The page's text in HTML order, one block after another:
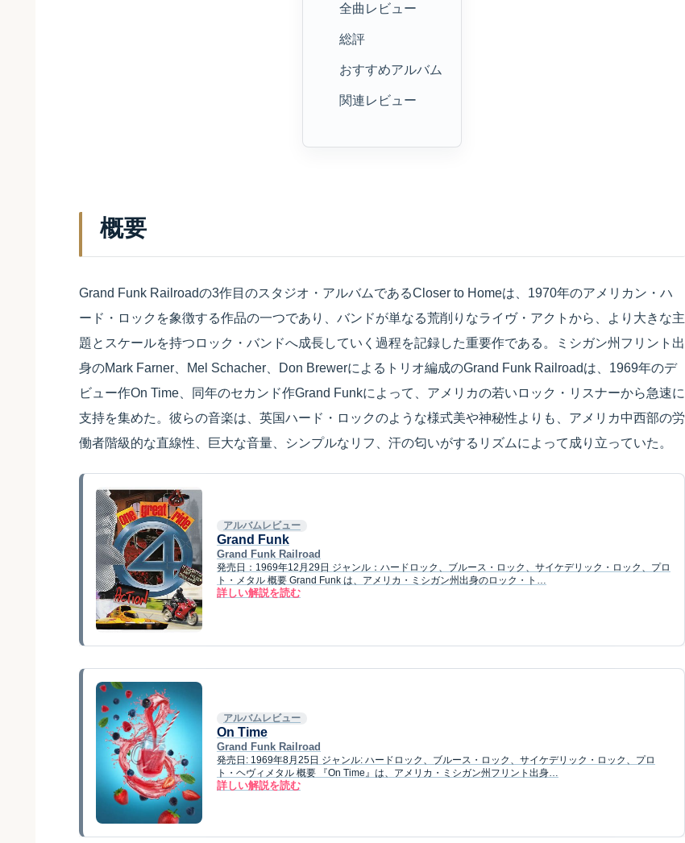
全曲レビュー
総評
おすすめアルバム
関連レビュー
概要
Grand Funk Railroadの3作目のスタジオ・アルバムであるCloser to Homeは、1970年のアメリカン・ハ
ード・ロックを象徴する作品の一つであり、バンドが単なる荒削りなライヴ・アクトから、より大きな主
題とスケールを持つロック・バンドへ成長していく過程を記録した重要作である。ミシガン州フリント出
身のMark Farner、Mel Schacher、Don Brewerによるトリオ編成のGrand Funk Railroadは、1969年のデ
ビュー作On Time、同年のセカンド作Grand Funkによって、アメリカの若いロック・リスナーから急速に
支持を集めた。彼らの音楽は、英国ハード・ロックのような様式美や神秘性よりも、アメリカ中西部の労
働者階級的な直線性、巨大な音量、シンプルなリフ、汗の匂いがするリズムによって成り立っていた。
アルバムレビュー
Grand Funk
Grand Funk Railroad
発売日：1969年12月29日 ジャンル：ハードロック、ブルース・ロック、サイケデリック・ロック、プロ
ト・メタル 概要 Grand Funk は、アメリカ・ミシガン州出身のロック・ト…
詳しい解説を読む
アルバムレビュー
On Time
Grand Funk Railroad
発売日: 1969年8月25日 ジャンル: ハードロック、ブルース・ロック、サイケデリック・ロック、プロ
ト・ヘヴィメタル 概要 『On Time』は、アメリカ・ミシガン州フリント出身…
詳しい解説を読む